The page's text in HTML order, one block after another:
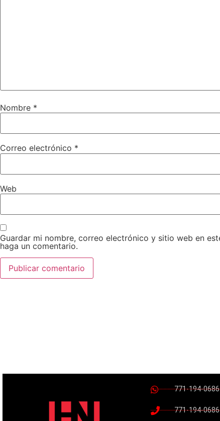
Nombre *
Correo electrónico *
Web
Guardar mi nombre, correo electrónico y sitio web en
haga un comentario.
771-194-0686
771-194-0686